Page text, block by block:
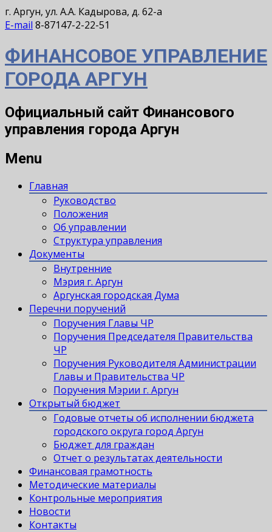
г. Аргун, ул. А.А. Кадырова, д. 62-а
E-mail 8-87147-2-22-51
ФИНАНСОВОЕ УПРАВЛЕНИЕ
ГОРОДА АРГУН
Официальный сайт Финансового
управления города Аргун
Menu
Главная
Руководство
Положения
Об управлении
Структура управления
Документы
Внутренние
Мэрия г. Аргун
Аргунская городская Дума
Перечни поручений
Поручения Главы ЧР
Поручения Председателя Правительства
ЧР
Поручения Руководителя Администрации
Главы и Правительства ЧР
Поручения Мэрии г. Аргун
Открытый бюджет
Годовые отчеты об исполнении бюджета
городского округа город Аргун
Бюджет для граждан
Отчет о результатах деятельности
Финансовая грамотность
Методические материалы
Контрольные мероприятия
Новости
Контакты